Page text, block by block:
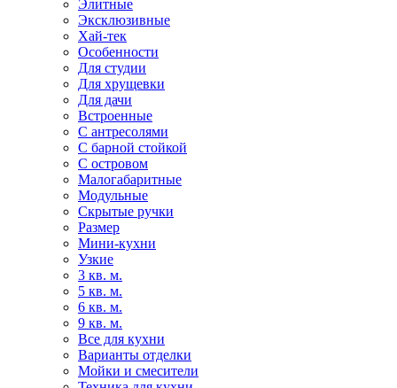
Элитные
Эксклюзивные
Хай-тек
Особенности
Для студии
Для хрущевки
Для дачи
Встроенные
С антресолями
С барной стойкой
С островом
Малогабаритные
Модульные
Скрытые ручки
Размер
Мини-кухни
Узкие
3 кв. м.
5 кв. м.
6 кв. м.
9 кв. м.
Все для кухни
Варианты отделки
Мойки и смесители